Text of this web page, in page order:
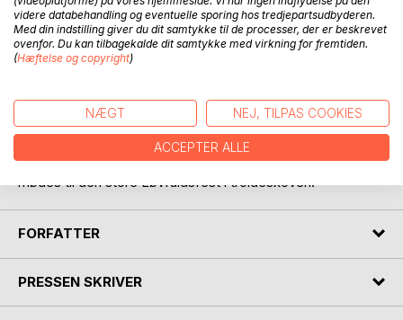
at ske. Og nu begynder der at ske mystiske ting i
landsbyen. Skelettet på skolen bliver levende, en sur far får
klovnenæse, en chokolade bliver meget fornærmet, et
skraldepapir skælder ud, vrede snebolde flyver igennem
hører vi om alle julegaverne, der forsvinder på selveste
juleaften. Vi hører også om troldemor, der elsker naturen,
troldefar, der synes, at hans troldepiger er de sødeste børn
i verden, og resten af den store troldefamilie, når den
mødes til den store Løvfaldsfest i troldeskoven.
FORFATTER
PRESSEN SKRIVER
videre databehandling og eventuelle sporing hos tredjepartsudbyderen.
Med din indstilling giver du dit samtykke til de processer, der er beskrevet
ovenfor. Du kan tilbagekalde dit samtykke med virkning for fremtiden.
(Hæftelse og copyright)
NÆGT NEJ, TILPAS COOKIES
ACCEPTER ALLE